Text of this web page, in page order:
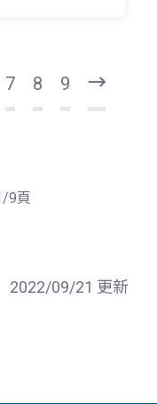
7 8 9
一
9頁
2022/09/21 更新